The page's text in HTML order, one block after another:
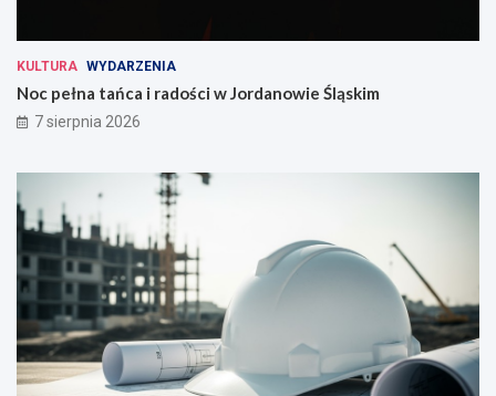
KULTURA WYDARZENIA
Noc pełna tańca i radości w Jordanowie Śląskim
7 sierpnia 2026